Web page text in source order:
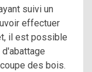
suivi un
effectuer
il est possible
des bois.